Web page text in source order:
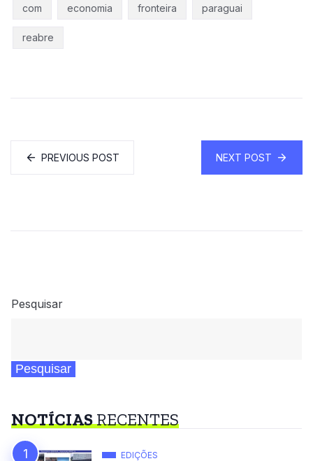
com economia fronteira paraguai
reabre
PREVIOUS POST NEXT POST
Pesquisar
Pesquisar
NOTÍCIASRECENTES
EDIÇÕES